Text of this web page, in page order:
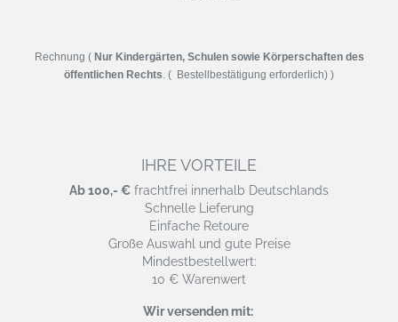
Rechnung ( Nur Kindergärten, Schulen sowie Körperschaften des
öffentlichen Rechts . ( Bestellbestätigung erforderlich) )
IHRE VORTEILE
Ab 100,- € frachtfrei innerhalb Deutschlands
Schnelle Lieferung
Einfache Retoure
Große Auswahl und gute Preise
Mindestbestellwert:
10 € Warenwert
Wir versenden mit: